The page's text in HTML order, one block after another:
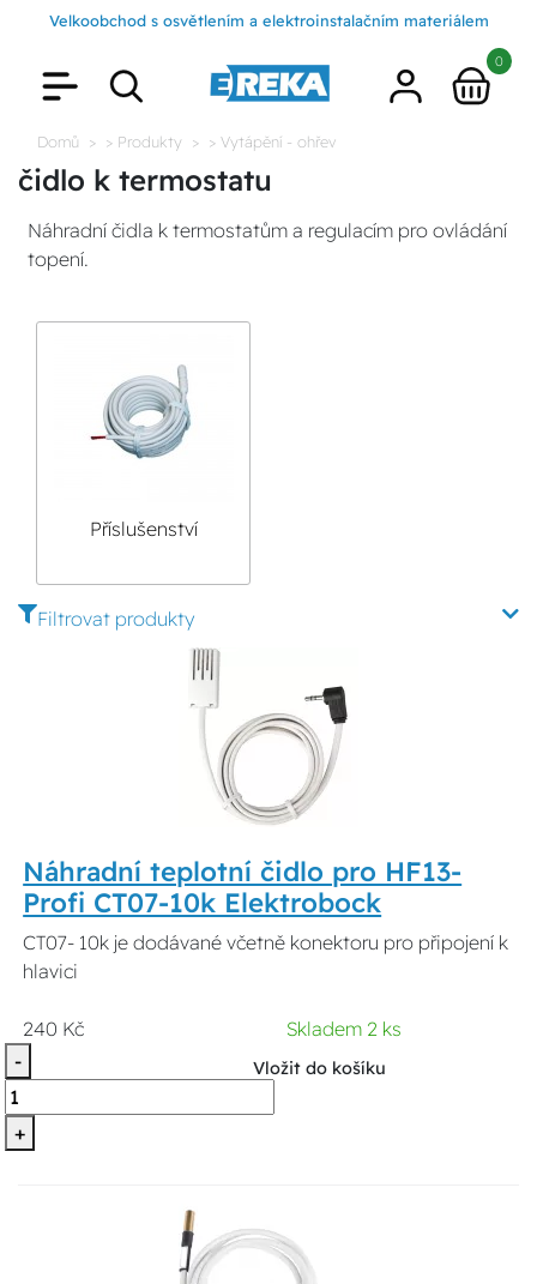
Velkoobchod s osvětlením a elektroinstalačním materiálem
0
Domů > Produkty > Vytápění - ohřev
čidlo k termostatu
Náhradní čidla k termostatům a regulacím pro ovládání
topení.
Příslušenství
Filtrovat produkty
Náhradní teplotní čidlo pro HF13-
Profi CT07-10k Elektrobock
CT07- 10k je dodávané včetně konektoru pro připojení k
hlavici
240 Kč
Skladem 2 ks
-
+
Vložit do košíku